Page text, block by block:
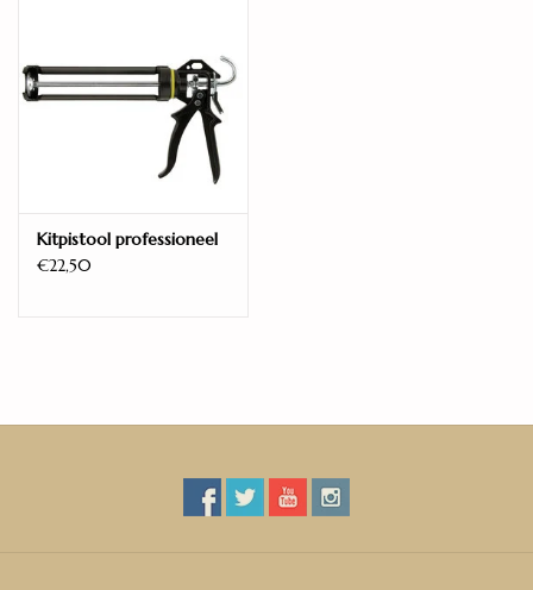
Kitpistool professioneel
€22,50